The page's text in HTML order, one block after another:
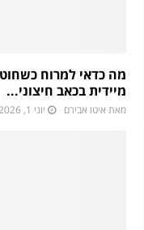
מה כדאי למרוח
מיידית בכאב חיצוני...
מאת איטו אבירם יוני 1, 2026